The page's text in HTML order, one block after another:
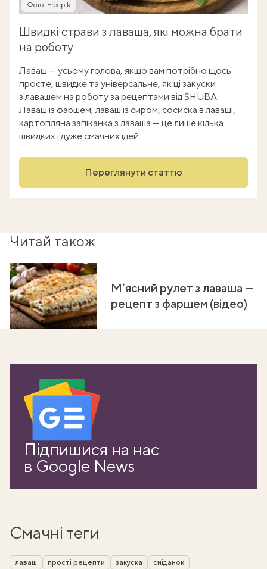
Фото: Freepik
Швидкі страви з лаваша, які можна брати
на роботу
Лаваш — усьому голова, якщо вам потрібно щось
просте, швидке та універсальне, як ці закуски
з лавашем на роботу за рецептами від SHUBA.
Лаваш із фаршем, лаваш із сиром, сосиска в лаваші,
картопляна запіканка з лаваша — це лише кілька
швидких і дуже смачних ідей.
Переглянути статтю
Читай також
М’ясний рулет з лаваша —
рецепт з фаршем (відео)
Підпишися на нас
в Google News
Смачні теги
лаваш прості рецепти закуска сніданок